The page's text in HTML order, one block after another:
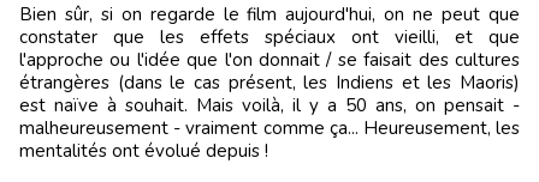
Bien sûr, si on regarde le film aujourd'hui, on ne peut que
constater que les effets spéciaux ont vieilli, et que
l'approche ou l'idée que l'on donnait / se faisait des cultures
étrangères (dans le cas présent, les Indiens et les Maoris)
est naïve à souhait. Mais voilà, il y a 50 ans, on pensait -
malheureusement - vraiment comme ça... Heureusement, les
mentalités ont évolué depuis !